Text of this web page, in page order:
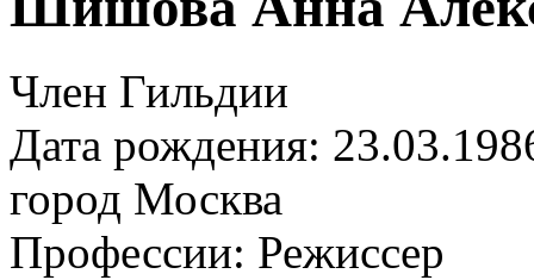
Член Гильдии
Дата рождения:
город Москва
Профессии: Режиссер